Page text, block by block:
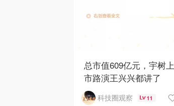
总市值609亿元，宇树上
市路演王兴兴都讲了
科技圈观察 11